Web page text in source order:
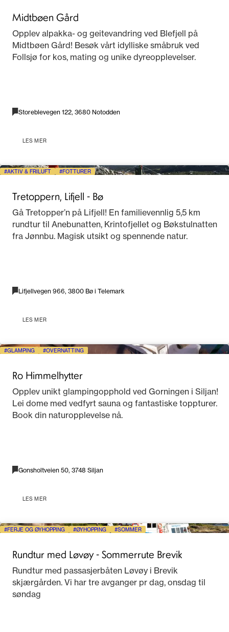
Midtbøen Gård
Opplev alpakka- og geitevandring ved Blefjell på
Midtbøen Gård! Besøk vårt idylliske småbruk ved
Follsjø for kos, mating og unike dyreopplevelser.
Storeblevegen 122, 3680 Notodden
LES MER
AKTIV & FRILUFT FOTTURER
Tretoppern, Lifjell - Bø
Gå Tretopper’n på Lifjell! En familievennlig 5,5 km
rundtur til Anebunatten, Krintofjellet og Bøkstulnatten
fra Jønnbu. Magisk utsikt og spennende natur.
Lifjellvegen 966, 3800 Bø i Telemark
LES MER
GLAMPING OVERNATTING
Ro Himmelhytter
Opplev unikt glampingopphold ved Gorningen i Siljan!
Lei dome med vedfyrt sauna og fantastiske toppturer.
Book din naturopplevelse nå.
Gonsholtveien 50, 3748 Siljan
LES MER
FERJE OG ØYHOPPING ØYHOPPING SOMMER
Rundtur med Løvøy - Sommerrute Brevik
Rundtur med passasjerbåten Løvøy i Brevik
skjærgården. Vi har tre avganger pr dag, onsdag til
søndag